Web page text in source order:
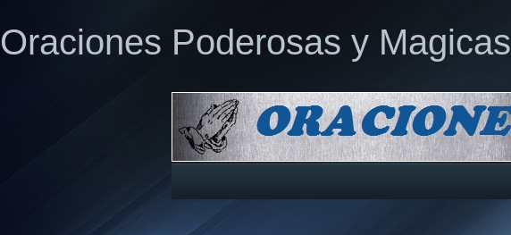
Oraciones Poderosas y Magicas